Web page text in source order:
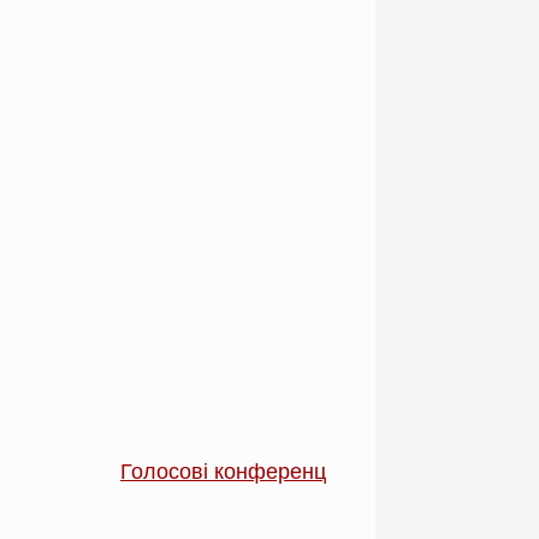
Голосові конференції на сервері